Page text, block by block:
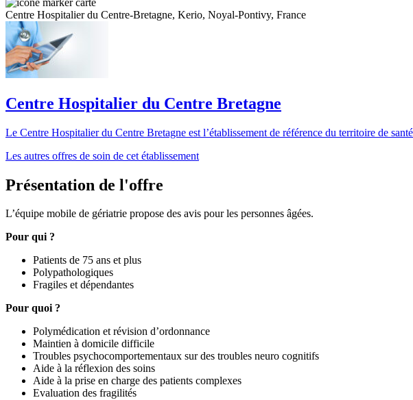
Centre Hospitalier du Centre-Bretagne, Kerio, Noyal-Pontivy, France
Centre Hospitalier du Centre Bretagne
Le Centre Hospitalier du Centre Bretagne est l’établissement de référence du territoire de
Les autres offres de soin de cet établissement
Présentation de l'offre
L’équipe mobile de gériatrie propose des avis pour les personnes âgées.
Pour qui ?
Patients de 75 ans et plus
Polypathologiques
Fragiles et dépendantes
Pour quoi ?
Polymédication et révision d’ordonnance
Maintien à domicile difficile
Troubles psychocomportementaux sur des troubles neuro cognitifs
Aide à la réflexion des soins
Aide à la prise en charge des patients complexes
Evaluation des fragilités